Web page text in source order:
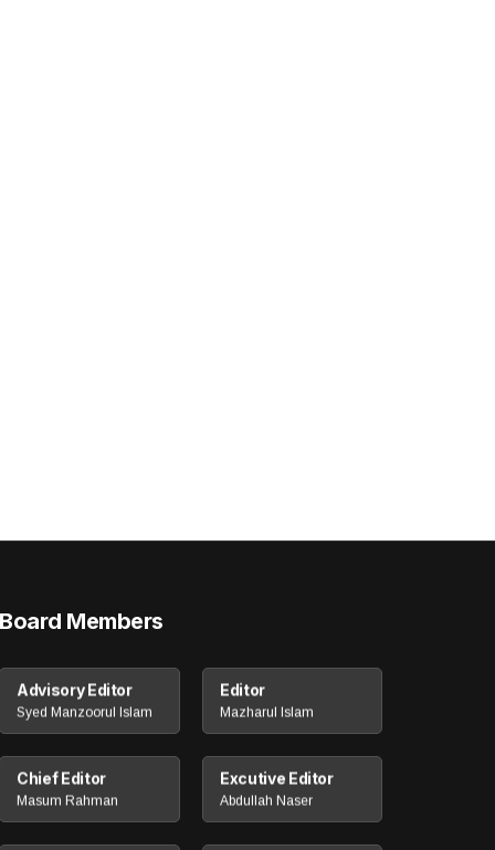
Board Members
Advisory Editor
Syed Manzoorul Islam
Editor
Mazharul Islam
Chief Editor
Masum Rahman
Excutive Editor
Abdullah Naser